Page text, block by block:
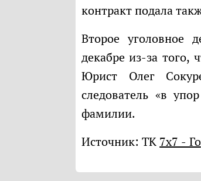
контракт подала
Второе уголовное дело о пытках в 2018-2019 годах приостановили в
декабре из-за того,
Юрист Олег
следователь «в
фамилии.
Источник: ТК 7х7 -